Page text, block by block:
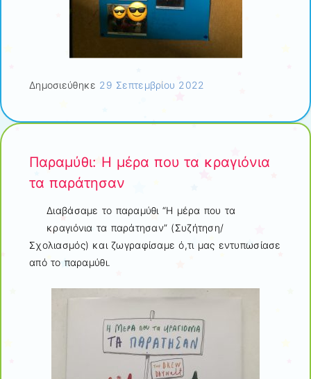
Δημοσιεύθηκε 29 Σεπτεμβρίου 2022
Παραμύθι: Η μέρα που τα κραγιόνια
τα παράτησαν
Διαβάσαμε το παραμύθι “Η μέρα που τα
κραγιόνια τα παράτησαν” (Συζήτηση/
Σχολιασμός) και ζωγραφίσαμε ό,τι μας εντυπωσίασε
από το παραμύθι.